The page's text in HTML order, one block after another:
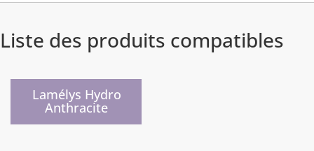
Liste des produits compatibles
Lamélys Hydro
Anthracite